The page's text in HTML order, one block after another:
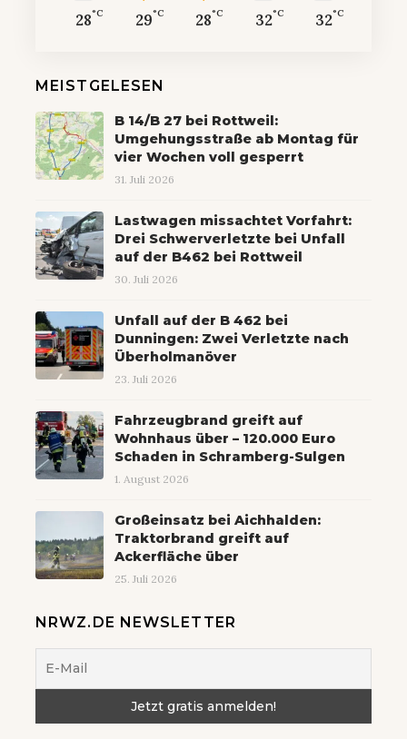
28°C 29°C 28°C 32°C 32°C
MEISTGELESEN
B 14/B 27 bei Rottweil:
Umgehungsstraße ab Montag für
vier Wochen voll gesperrt
31. Juli 2026
Lastwagen missachtet Vorfahrt:
Drei Schwerverletzte bei Unfall
auf der B462 bei Rottweil
30. Juli 2026
Unfall auf der B 462 bei
Dunningen: Zwei Verletzte nach
Überholmanöver
23. Juli 2026
Fahrzeugbrand greift auf
Wohnhaus über – 120.000 Euro
Schaden in Schramberg-Sulgen
1. August 2026
Großeinsatz bei Aichhalden:
Traktorbrand greift auf
Ackerfläche über
25. Juli 2026
NRWZ.DE NEWSLETTER